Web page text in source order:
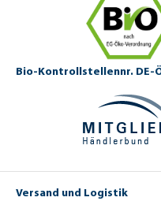
Bio-Kontrollstellennr. DE-
Versand und Logistik